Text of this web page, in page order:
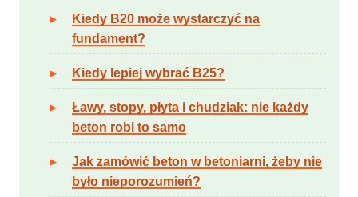
Kiedy B20 może wystarczyć na
fundament?
Kiedy lepiej wybrać B25?
Ławy, stopy, płyta i chudziak: nie każdy
beton robi to samo
Jak zamówić beton w betoniarni, żeby nie
było nieporozumień?